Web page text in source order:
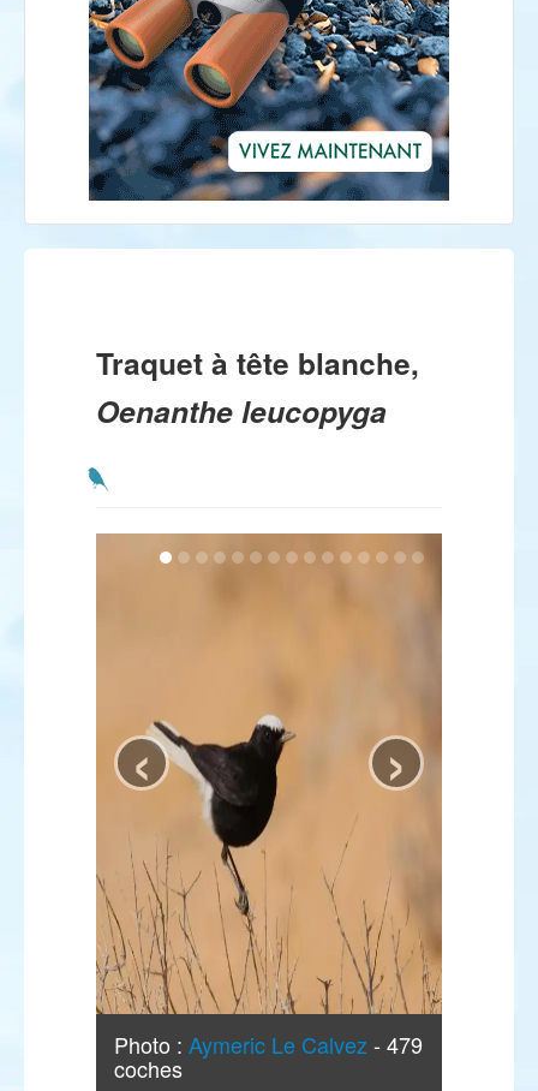
Traquet à tête blanche,
Oenanthe leucopyga
Photo : Aymeric Le Calvez - 479
coches
‹ ›